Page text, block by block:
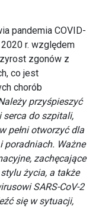
pandemia COVID-
r. względem
zgonów z
co jest
chorób
przyśpieszyć
do szpitali,
pełni otworzyć dla
poradniach. Ważne
zachęcające
życia, a także
SARS-CoV-2
się w sytuacji,